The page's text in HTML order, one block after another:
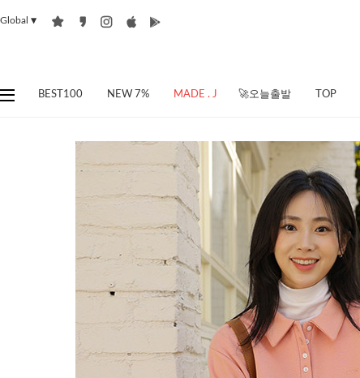
Global ▼
BEST100 NEW 7% MADE . J 🚀오늘출발 TOP